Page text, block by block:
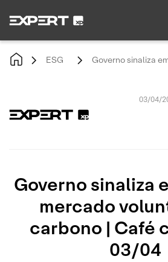
ESG Governo sinaliza
03/04/
Governo sinaliza
mercado
carbono | Café
03/04